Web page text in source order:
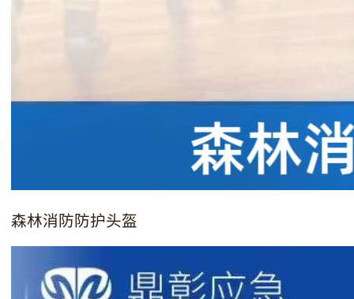
森林消防防护头盔